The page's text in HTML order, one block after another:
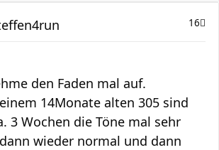
16
den Faden mal auf.
14Monate alten 305 sind
3 Wochen die Töne mal sehr
wieder normal und dann